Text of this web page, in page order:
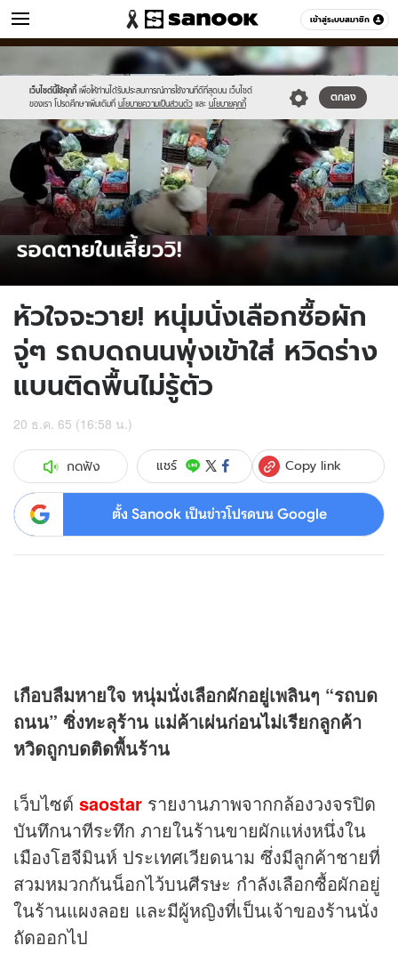
เข้าสู่ระบบสมาชิก
ข่าว หมวดอื่นๆ
เว็บไซต์นี้ใช้คุกกี้ เพื่อให้ท่านได้รับประสบการณ์การใช้งานที่ดีที่สุดบน เว็บไซต์
ของเรา โปรดศึกษาเพิ่มเติมที่ นโยบายความเป็นส่วนตัว และ นโยบายคุกกี้
ตกลง
//s.isanook.com/sr/0/images/logo-
new-
sanook.png
//s.isanook.com/ns/0/ud/1738/8690318/571303.jpg
หัวใจจะวาย! หนุ่มนั่งเลือกซื้อผัก
จู่ๆ รถบดถนนพุ่งเข้าใส่ หวิดร่าง
แบนติดพื้นไม่รู้ตัว
20 ธ.ค. 65 (16:58 น.)
กดฟัง แชร์ Copy link
ตั้ง Sanook เป็นข่าวโปรดบน Google
เกือบลืมหายใจ หนุ่มนั่งเลือกผักอยู่เพลินๆ “รถบด
ถนน” ซิ่งทะลุร้าน แม่ค้าเผ่นก่อนไม่เรียกลูกค้า
หวิดถูกบดติดพื้นร้าน
เว็บไซต์ saostar รายงานภาพจากกล้องวงจรปิด
บันทึกนาทีระทึก ภายในร้านขายผักแห่งหนึ่งใน
เมืองโฮจีมินห์ ประเทศเวียดนาม ซึ่งมีลูกค้าชายที่
สวมหมวกกันน็อกไว้บนศีรษะ กำลังเลือกซื้อผักอยู่
ในร้านแผงลอย และมีผู้หญิงที่เป็นเจ้าของร้านนั่ง
ถัดออกไป